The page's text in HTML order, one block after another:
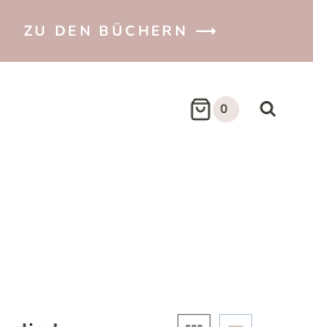
ZU DEN BÜCHERN ⟶
0